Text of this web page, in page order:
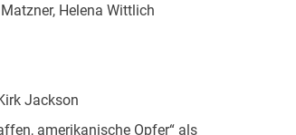
Helena Wittlich
Jackson
amerikanische Opfer“ als